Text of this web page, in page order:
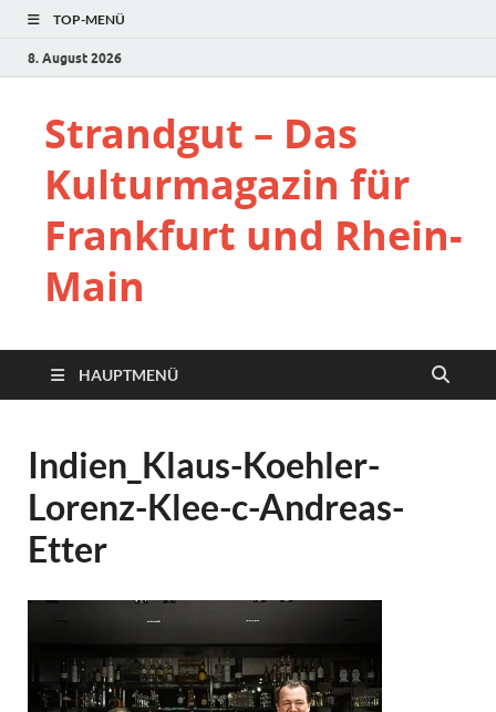
TOP-MENÜ
8. August 2026
Strandgut – Das
Kulturmagazin für
Frankfurt und Rhein-
Main
HAUPTMENÜ
Indien_Klaus-Koehler-
Lorenz-Klee-c-Andreas-
Etter